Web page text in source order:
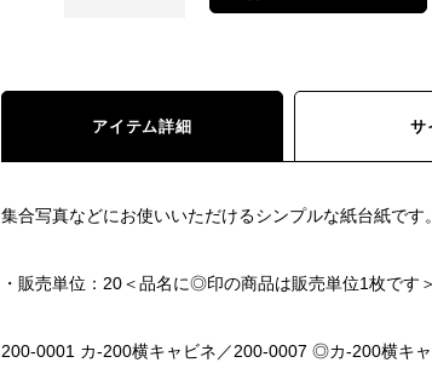
アイテム詳細 サ
集合写真などにお使いいただけるシンプルな紙台紙です。
・販売単位：20＜品名に◎印の商品は販売単位1枚です＞
200-0001 カ-200横キャビネ／200-0007 ◎カ-200横キ